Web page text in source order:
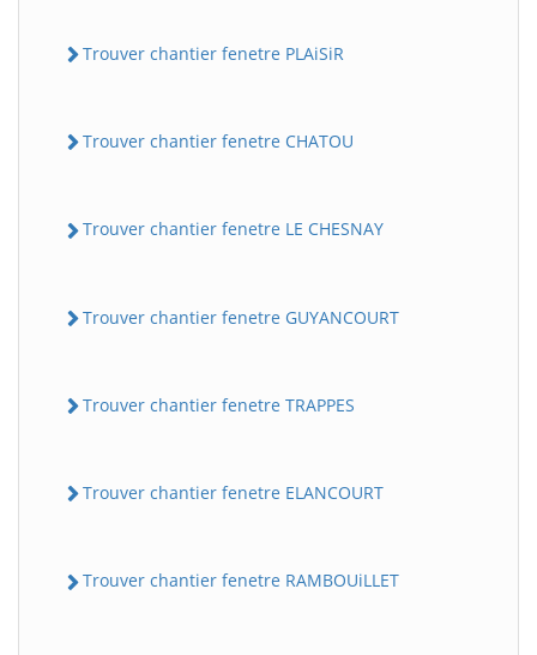
Trouver chantier fenetre PLAiSiR
Trouver chantier fenetre CHATOU
Trouver chantier fenetre LE CHESNAY
Trouver chantier fenetre GUYANCOURT
Trouver chantier fenetre TRAPPES
Trouver chantier fenetre ELANCOURT
Trouver chantier fenetre RAMBOUiLLET